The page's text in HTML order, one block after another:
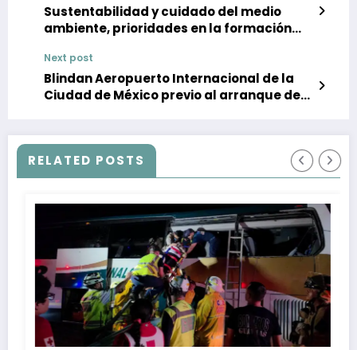
Sustentabilidad y cuidado del medio
ambiente, prioridades en la formación
Tijuana
Next post
Blindan Aeropuerto Internacional de la
Ciudad de México previo al arranque del
RELATED POSTS